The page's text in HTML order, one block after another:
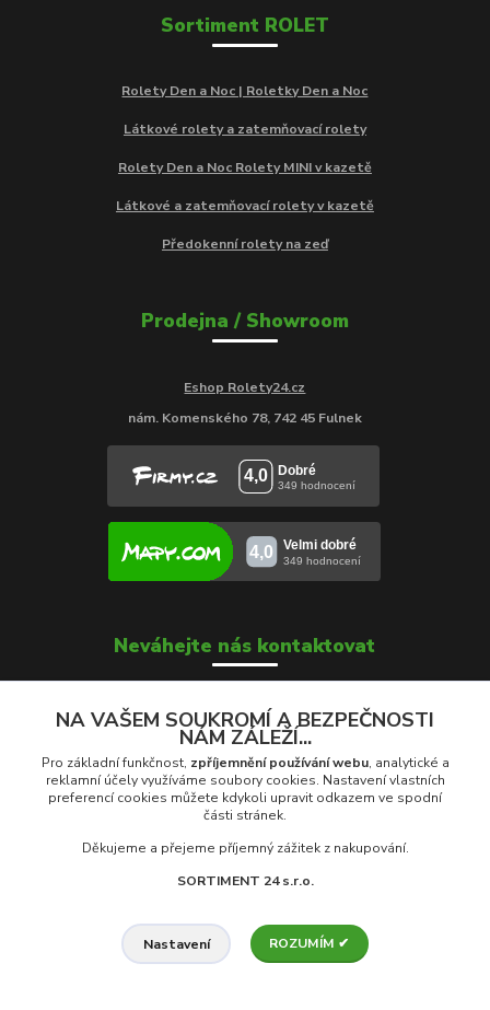
Sortiment ROLET
Rolety Den a Noc | Roletky Den a Noc
Látkové rolety a zatemňovací rolety
Rolety Den a Noc Rolety MINI v kazetě
Látkové a zatemňovací rolety v kazetě
Předokenní rolety na zeď
Prodejna / Showroom
Eshop Rolety24.cz
nám. Komenského 78, 742 45 Fulnek
Neváhejte nás kontaktovat
Soňa Škrobánková
+420 739 000 639
Po - Pá: 8:00 - 16:00
prodej@rolety24.cz
© 2026 Eshop Rolety24.cz | Provozovatel: Sortiment 24 s.r.o., Na
Trávníkách 959, 742 13 Studénka, ČR
NA VAŠEM SOUKROMÍ A BEZPEČNOSTI
NÁM ZÁLEŽÍ...
Pro základní funkčnost, zpříjemnění používání webu, analytické a
reklamní účely využíváme soubory cookies. Nastavení vlastních
preferencí cookies můžete kdykoli upravit odkazem ve spodní
části stránek.
Děkujeme a přejeme příjemný zážitek z nakupování.
SORTIMENT 24 s.r.o.
Nastavení ROZUMÍM ✔